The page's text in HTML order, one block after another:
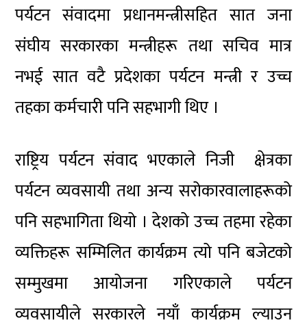
पर्यटन संवादमा प्रधानमन्त्रीसहित सात जना
संघीय सरकारका मन्त्रीहरू तथा सचिव मात्र
नभई सात वटै प्रदेशका पर्यटन मन्त्री र उच्च
तहका कर्मचारी पनि सहभागी थिए ।
राष्ट्रिय पर्यटन संवाद भएकाले निजी क्षेत्रका
पर्यटन व्यवसायी तथा अन्य सरोकारवालाहरूको
पनि सहभागिता थियो । देशको उच्च तहमा रहेका
व्यक्तिहरू सम्मिलित कार्यक्रम त्यो पनि बजेटको
सम्मुखमा आयोजना गरिएकाले पर्यटन
व्यवसायीले सरकारले नयाँ कार्यक्रम ल्याउन